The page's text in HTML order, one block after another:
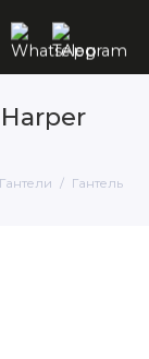
Гантели Гантель